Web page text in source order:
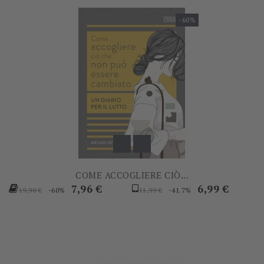
-60%
COME ACCOGLIERE CIÒ...
Prezzo
19,90 € -60% Prezzo
7,96 €
Prezzo
11,99 € -41.7% Prezzo
6,99 €